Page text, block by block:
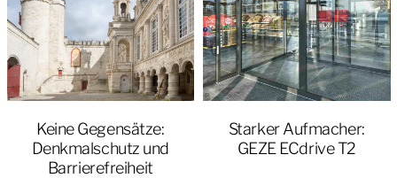
Keine Gegensätze:
Denkmalschutz und
Barrierefreiheit
Starker Aufmacher:
GEZE ECdrive T2